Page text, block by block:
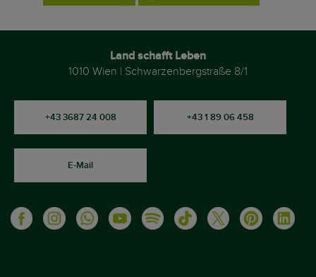
Land schafft Leben
1010 Wien | Schwarzenbergstraße 8/1
+43 3687 24 008 +43 1 89 06 458
E-Mail